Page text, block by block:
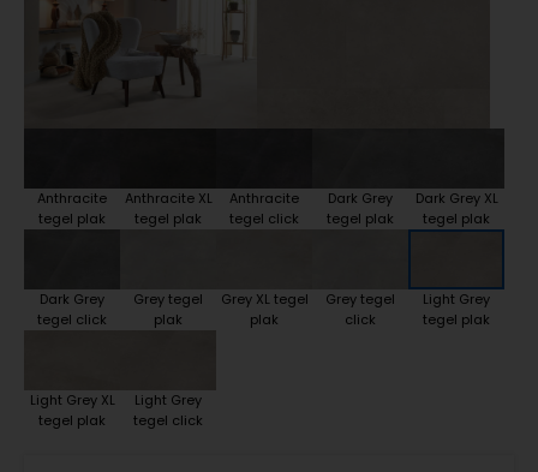
Anthracite
tegel plak
Anthracite XL
tegel plak
Anthracite
tegel click
Dark Grey
tegel plak
Dark Grey XL
tegel plak
Dark Grey
tegel click
Grey tegel
plak
Grey XL tegel
plak
Grey tegel
click
Light Grey
tegel plak
Light Grey XL
tegel plak
Light Grey
tegel click